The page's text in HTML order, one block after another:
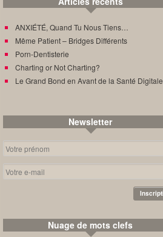
ANXIÉTÉ, Quand Tu Nous Tiens…
Même Patient – Bridges Différents
Porn-Dentisterie
Charting or Not Charting?
Le Grand Bond en Avant de la Santé Digitale
Newsletter
Nuage de mots clefs